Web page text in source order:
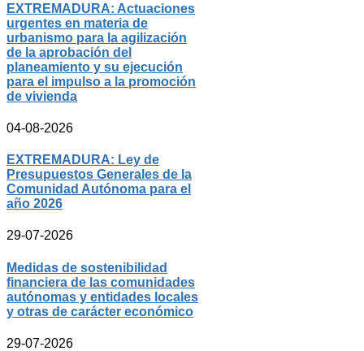
EXTREMADURA: Actuaciones
urgentes en materia de
urbanismo para la agilización
de la aprobación del
planeamiento y su ejecución
para el impulso a la promoción
de vivienda
04-08-2026
EXTREMADURA: Ley de
Presupuestos Generales de la
Comunidad Autónoma para el
año 2026
29-07-2026
Medidas de sostenibilidad
financiera de las comunidades
autónomas y entidades locales
y otras de carácter económico
29-07-2026